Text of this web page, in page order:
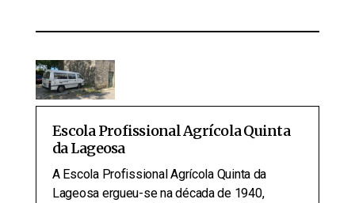
Escola Profissional Agrícola Quinta
da Lageosa
A Escola Profissional Agrícola Quinta da
Lageosa ergueu-se na década de 1940,